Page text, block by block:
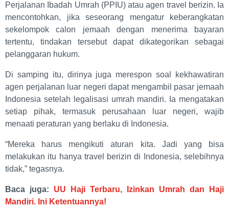
Perjalanan Ibadah Umrah (PPIU) atau agen travel berizin. Ia
mencontohkan, jika seseorang mengatur keberangkatan
sekelompok calon jemaah dengan menerima bayaran
tertentu, tindakan tersebut dapat dikategorikan sebagai
pelanggaran hukum.
Di samping itu, dirinya juga merespon soal kekhawatiran
agen perjalanan luar negeri dapat mengambil pasar jemaah
Indonesia setelah legalisasi umrah mandiri. Ia mengatakan
setiap pihak, termasuk perusahaan luar negeri, wajib
menaati peraturan yang berlaku di Indonesia.
“Mereka harus mengikuti aturan kita. Jadi yang bisa
melakukan itu hanya travel berizin di Indonesia, selebihnya
tidak,” tegasnya.
Baca juga: UU Haji Terbaru, Izinkan Umrah dan Haji
Mandiri. Ini Ketentuannya!